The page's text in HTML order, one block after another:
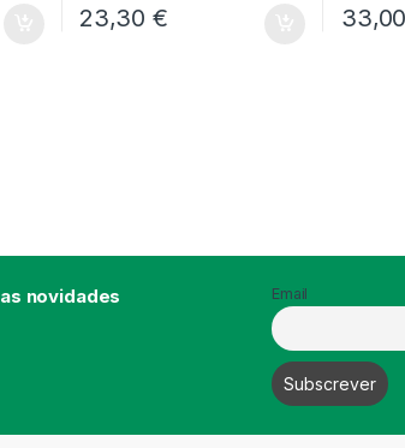
23,30 €
as novidades Email